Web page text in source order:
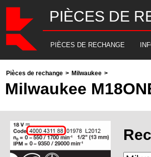
PIÈCES DE
PIÈCES DE RECHANGE
Pièces de rechange > Milwaukee >
Milwaukee